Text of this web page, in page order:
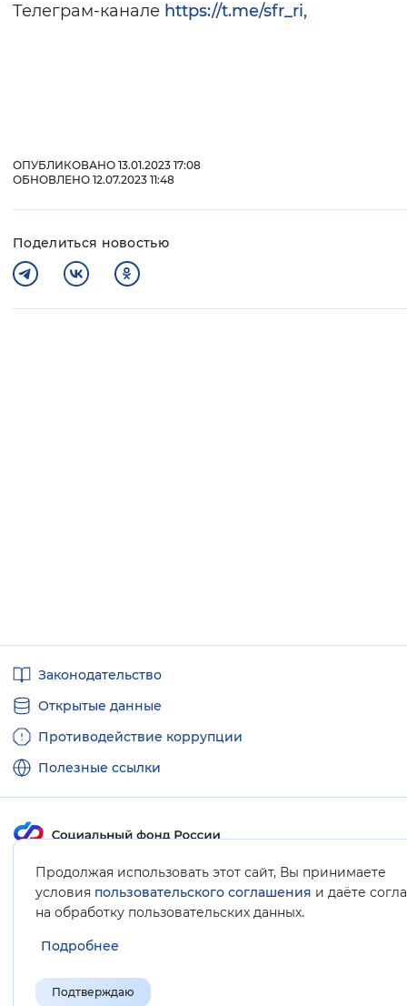
Телеграм-канале https://t.me/sfr_ri,
ОПУБЛИКОВАНО 13.01.2023 17:08
ОБНОВЛЕНО 12.07.2023 11:48
Поделиться новостью
Продолжая использовать этот сайт, Вы принимаете
условия пользовательского соглашения и даёте
на обработку пользовательских данных.
Подробнее
Подтверждаю
ссылкиЗаконодательство
Открытые данные
Противодействие коррупции
Полезные ссылки
Карта сайта